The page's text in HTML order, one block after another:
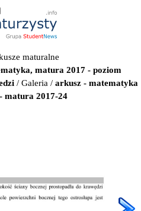
maturalne
matura 2017 - poziom
/ Galeria / arkusz - matematyka
matura 2017-24